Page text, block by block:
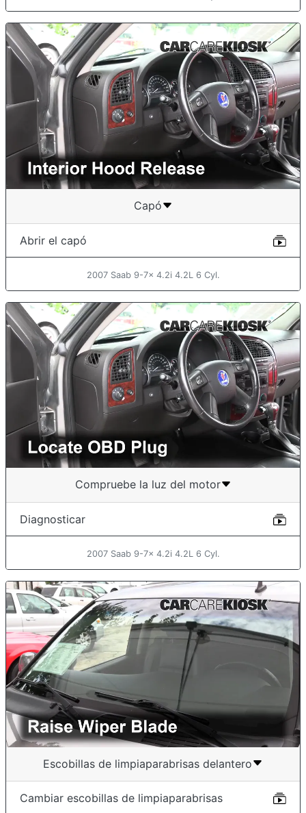
Capó
Abrir el capó
2007 Saab 9-7x 4.2i 4.2L 6 Cyl.
Compruebe la luz del motor
Diagnosticar
2007 Saab 9-7x 4.2i 4.2L 6 Cyl.
Escobillas de limpiaparabrisas delantero
Cambiar escobillas de limpiaparabrisas